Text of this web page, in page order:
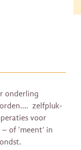
onderling
zelfpluk-
voor
of ‘meent’ in